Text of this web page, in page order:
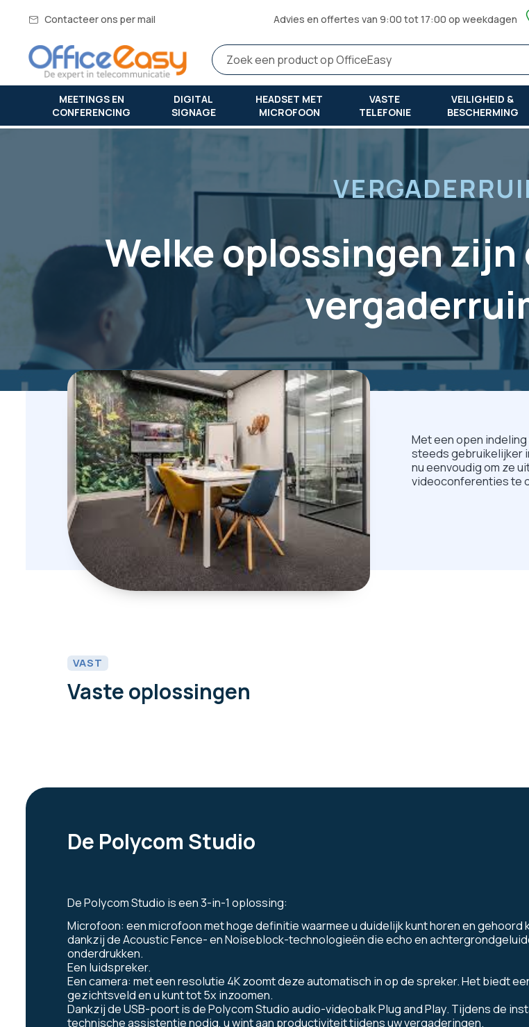
Contacteer ons per mail Advies en offertes van 9:00 tot 17:00 op weekdagen
MEETINGS EN
CONFERENCING
DIGITAL
SIGNAGE
HEADSET MET
MICROFOON
VASTE
TELEFONIE
VEILIGHEID &
BESCHERMING
Thuis welke oplossingen zijn er voor uw kleine vergaderruimtes?
Welke oplossingen
Met een open
steeds gebruikelijker
nu eenvoudig om ze
videoconferenties te
VAST
Vaste oplossingen
De Polycom Studio
De Polycom Studio is een 3-in-1 oplossing:
Microfoon: een microfoon met hoge definitie waarmee u duidelijk kunt horen en gehoord
dankzij de Acoustic Fence- en Noiseblock-technologieën die echo en
onderdrukken.
Een luidspreker.
Een camera: met een resolutie 4K zoomt deze automatisch in op de spreker. Het biedt
gezichtsveld en u kunt tot 5x inzoomen.
Dankzij de USB-poort is de Polycom Studio audio-videobalk Plug and Play. Tijdens de
technische assistentie nodig, u wint aan productiviteit tijdens uw vergaderingen.